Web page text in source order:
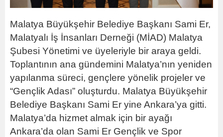
Malatya Büyükşehir Belediye Başkanı Sami Er,
Malatyalı İş İnsanları Derneği (MİAD) Malatya
Şubesi Yönetimi ve üyeleriyle bir araya geldi.
Toplantının ana gündemini Malatya’nın yeniden
yapılanma süreci, gençlere yönelik projeler ve
“Gençlik Adası” oluşturdu. Malatya Büyükşehir
Belediye Başkanı Sami Er yine Ankara’ya gitti.
Malatya’da hizmet almak için bir ayağı
Ankara’da olan Sami Er Gençlik ve Spor